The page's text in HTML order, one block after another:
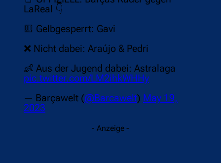
LaReal 👇
🟨 Gelbgesperrt: Gavi
❌ Nicht dabei: Araújo & Pedri
👶 Aus der Jugend dabei: Astralaga
pic.twitter.com/LM2ihkWHHy
— Barçawelt (@Barcawelt) May 19,
2023
- Anzeige -